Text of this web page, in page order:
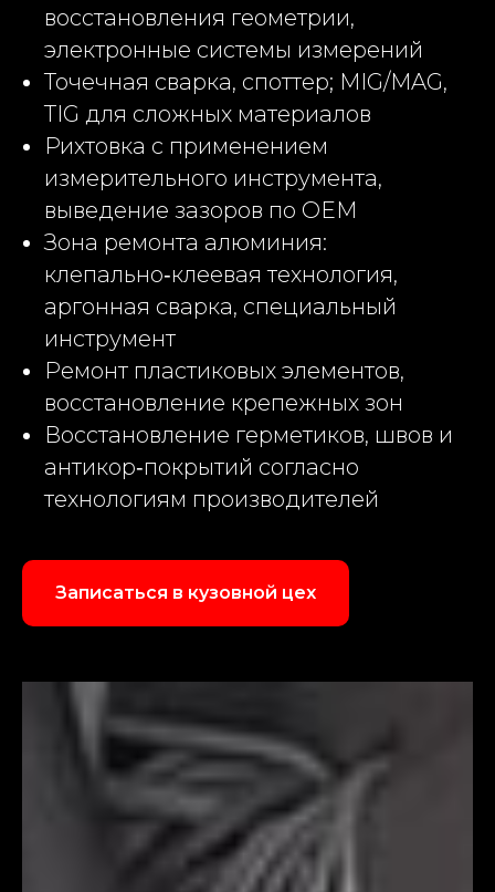
восстановления геометрии,
электронные системы измерений
Точечная сварка, споттер; MIG/MAG,
TIG для сложных материалов
Рихтовка с применением
измерительного инструмента,
выведение зазоров по OEM
Зона ремонта алюминия:
клепально‑клеевая технология,
аргонная сварка, специальный
инструмент
Ремонт пластиковых элементов,
восстановление крепежных зон
Восстановление герметиков, швов и
антикор‑покрытий согласно
технологиям производителей
Записаться в кузовной цех